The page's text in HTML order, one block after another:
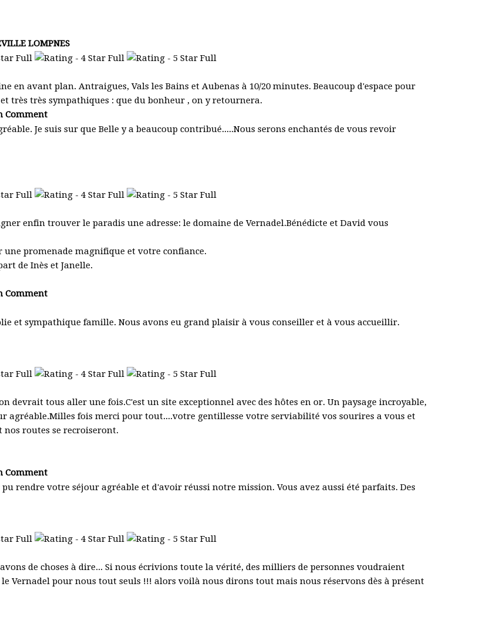
LOMPNES
en avant plan. Antraigues, Vals les Bains et Aubenas à 10/20 minutes. Beaucoup d'espace pour
très très sympathiques : que du bonheur , on y retournera.
Comment
Je suis sur que Belle y a beaucoup contribué.....Nous serons enchantés de vous revoir
enfin trouver le paradis une adresse: le domaine de Vernadel.Bénédicte et David vous
promenade magnifique et votre confiance.
de Inès et Janelle.
Comment
et sympathique famille. Nous avons eu grand plaisir à vous conseiller et à vous accueillir.
devrait tous aller une fois.C'est un site exceptionnel avec des hôtes en or. Un paysage incroyable,
agréable.Milles fois merci pour tout....votre gentillesse votre serviabilité vos sourires a vous et
routes se recroiseront.
Comment
rendre votre séjour agréable et d'avoir réussi notre mission. Vous avez aussi été parfaits. Des
de choses à dire... Si nous écrivions toute la vérité, des milliers de personnes voudraient
Vernadel pour nous tout seuls !!! alors voilà nous dirons tout mais nous réservons dès à présent